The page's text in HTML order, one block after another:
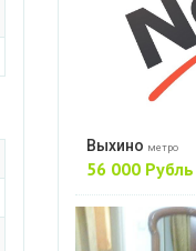
Выхино метро
56 000 Рубль